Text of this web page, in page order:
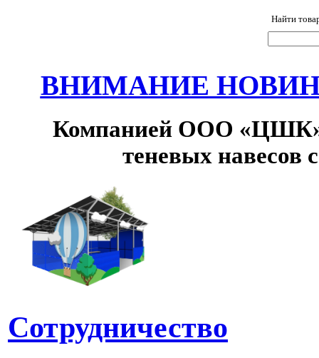
Найти
ВНИМАНИЕ
Компанией ООО «ЦШК»
теневых навесов
Сотрудничество